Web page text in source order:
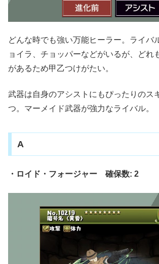
どんな時でも強い万能ヒーラー。ライバ
ョイラ、チョッパーなどがいるが、どれ
があるため甲乙つけがたい。
武器は自身のアシストにもぴったりのス
つ。マーメイド武器が強力なライバル。
A
・ロイド・フォージャー 確保数: 2